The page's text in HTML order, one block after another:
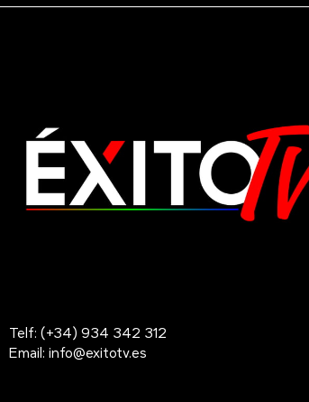
Telf: (+34) 934 342 312
Email: info@exitotv.es